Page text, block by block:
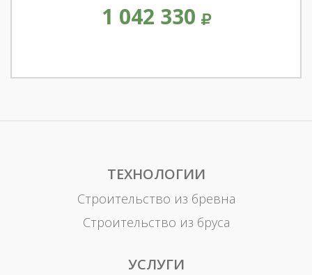
1 042 330
ТЕХНОЛОГИИ
Строительство из бревна
Строительство из бруса
УСЛУГИ